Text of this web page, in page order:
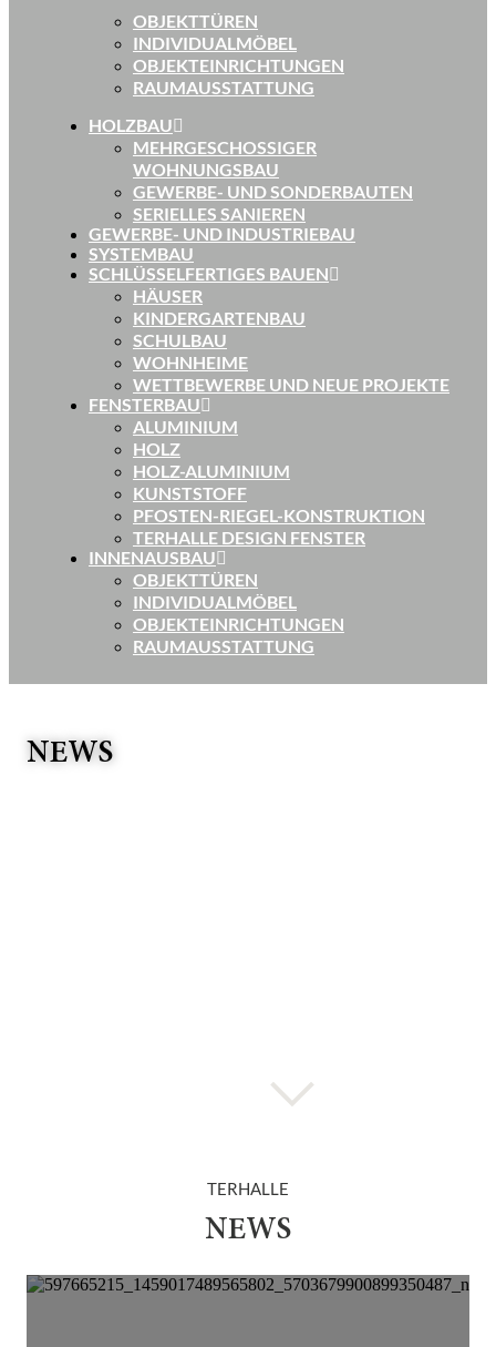
OBJEKTTÜREN
INDIVIDUALMÖBEL
OBJEKTEINRICHTUNGEN
RAUMAUSSTATTUNG
HOLZBAU
MEHRGESCHOSSIGER
WOHNUNGSBAU
GEWERBE- UND SONDERBAUTEN
SERIELLES SANIEREN
GEWERBE- UND INDUSTRIEBAU
SYSTEMBAU
SCHLÜSSELFERTIGES BAUEN
HÄUSER
KINDERGARTENBAU
SCHULBAU
WOHNHEIME
WETTBEWERBE UND NEUE PROJEKTE
FENSTERBAU
ALUMINIUM
HOLZ
HOLZ-ALUMINIUM
KUNSTSTOFF
PFOSTEN-RIEGEL-KONSTRUKTION
TERHALLE DESIGN FENSTER
INNENAUSBAU
OBJEKTTÜREN
INDIVIDUALMÖBEL
OBJEKTEINRICHTUNGEN
RAUMAUSSTATTUNG
NEWS
TERHALLE
NEWS